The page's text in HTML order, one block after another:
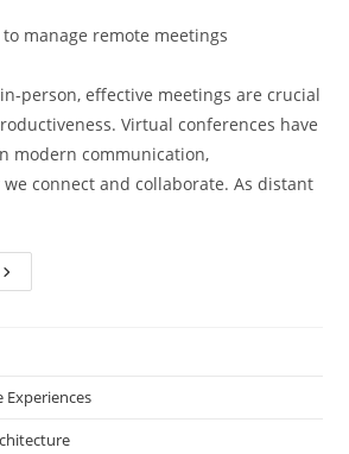
to manage remote meetings
person, effective meetings are crucial
Virtual conferences have
modern communication,
connect and collaborate. As distant
17